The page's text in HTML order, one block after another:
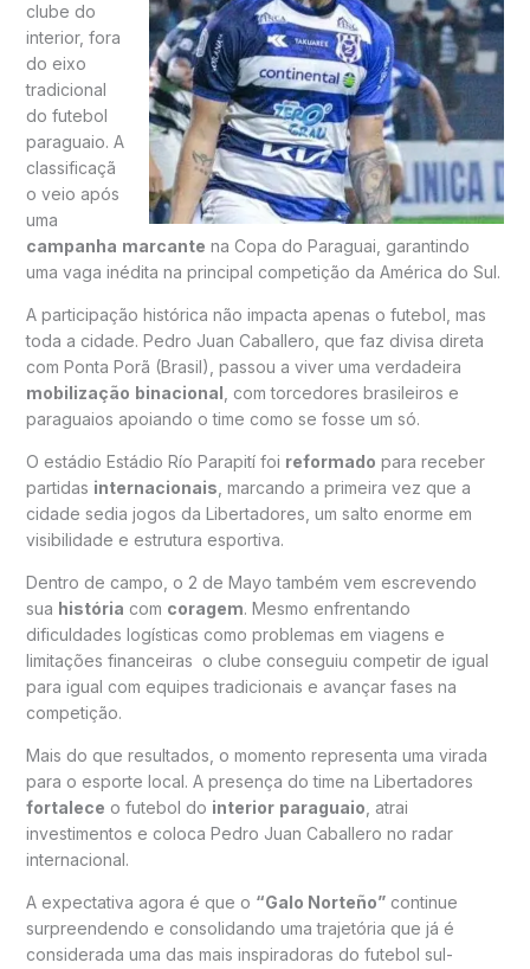
clube do
interior, fora
do eixo
tradicional
do futebol
paraguaio. A
classificaçã
o veio após
uma
campanha marcante na Copa do Paraguai, garantindo
uma vaga inédita na principal competição da América do Sul.
A participação histórica não impacta apenas o futebol, mas
toda a cidade. Pedro Juan Caballero, que faz divisa direta
com Ponta Porã (Brasil), passou a viver uma verdadeira
mobilização binacional , com torcedores brasileiros e
paraguaios apoiando o time como se fosse um só.
O estádio Estádio Río Parapití foi reformado para receber
partidas internacionais , marcando a primeira vez que a
cidade sedia jogos da Libertadores, um salto enorme em
visibilidade e estrutura esportiva.
Dentro de campo, o 2 de Mayo também vem escrevendo
sua história com coragem. Mesmo enfrentando
dificuldades logísticas como problemas em viagens e
limitações financeiras o clube conseguiu competir de igual
para igual com equipes tradicionais e avançar fases na
competição.
Mais do que resultados, o momento representa uma virada
para o esporte local. A presença do time na Libertadores
fortalece o futebol do interior paraguaio , atrai
investimentos e coloca Pedro Juan Caballero no radar
internacional.
A expectativa agora é que o “Galo Norteño”continue
surpreendendo e consolidando uma trajetória que já é
considerada uma das mais inspiradoras do futebol sul-